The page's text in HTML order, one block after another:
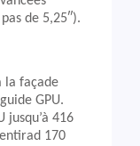
de 5,25″).
la façade
GPU.
jusqu’à 416
170